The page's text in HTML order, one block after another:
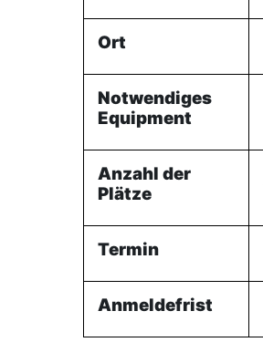
Ort
Notwendiges
Equipment
Anzahl der
Plätze
Termin
Anmeldefrist